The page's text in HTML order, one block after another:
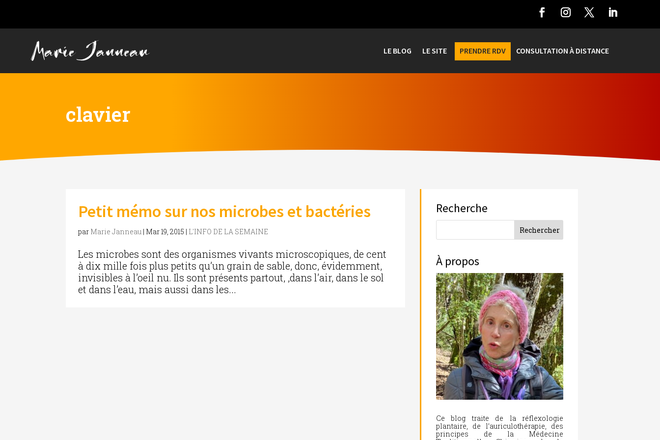
LE BLOG LE SITE PRENDRE RDV CONSULTATION À DISTANCE
clavier
Petit mémo sur nos microbes et bactéries
par Marie Janneau | Mar 19, 2015 | L'INFO DE LA SEMAINE
Les microbes sont des organismes vivants microscopiques, de cent
à dix mille fois plus petits qu’un grain de sable, donc, évidemment,
invisibles à l’oeil nu. Ils sont présents partout, ,dans l’air, dans le sol
et dans l’eau, mais aussi dans les...
Recherche
À propos
Ce blog traite de la réflexologie
plantaire, de l’auriculothérapie, des
principes de la Médecine